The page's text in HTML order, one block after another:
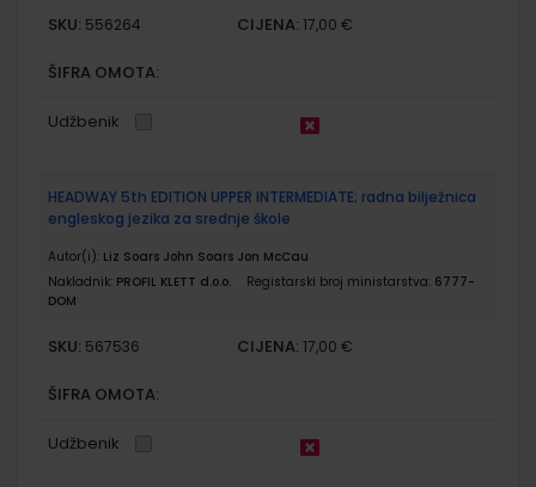
SKU: 556264 CIJENA: 17,00 €
ŠIFRA OMOTA:
Udžbenik
HEADWAY 5th EDITION UPPER INTERMEDIATE; radna bilježnica
engleskog jezika za srednje škole
Autor(i): Liz Soars John Soars Jon McCau
Nakladnik: PROFIL KLETT d.o.o. Registarski broj ministarstva: 6777-
DOM
SKU: 567536 CIJENA: 17,00 €
ŠIFRA OMOTA:
Udžbenik